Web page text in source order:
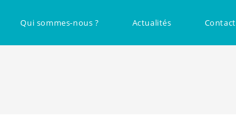
Qui sommes-nous ? Actualités Contact